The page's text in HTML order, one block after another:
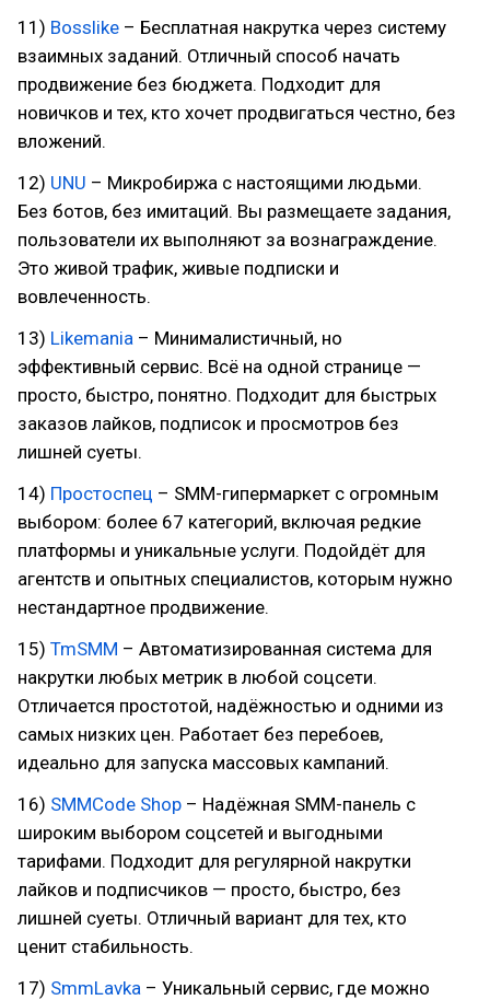
11) Bosslike – Бесплатная накрутка через систему
взаимных заданий. Отличный способ начать
продвижение без бюджета. Подходит для
новичков и тех, кто хочет продвигаться честно, без
вложений.
12) UNU – Микробиржа с настоящими людьми.
Без ботов, без имитаций. Вы размещаете задания,
пользователи их выполняют за вознаграждение.
Это живой трафик, живые подписки и
вовлеченность.
13) Likemania – Минималистичный, но
эффективный сервис. Всё на одной странице —
просто, быстро, понятно. Подходит для быстрых
заказов лайков, подписок и просмотров без
лишней суеты.
14) Простоспец – SMM-гипермаркет с огромным
выбором: более 67 категорий, включая редкие
платформы и уникальные услуги. Подойдёт для
агентств и опытных специалистов, которым нужно
нестандартное продвижение.
15) TmSMM – Автоматизированная система для
накрутки любых метрик в любой соцсети.
Отличается простотой, надёжностью и одними из
самых низких цен. Работает без перебоев,
идеально для запуска массовых кампаний.
16) SMMCode Shop – Надёжная SMM-панель с
широким выбором соцсетей и выгодными
тарифами. Подходит для регулярной накрутки
лайков и подписчиков — просто, быстро, без
лишней суеты. Отличный вариант для тех, кто
ценит стабильность.
17) SmmLavka – Уникальный сервис, где можно